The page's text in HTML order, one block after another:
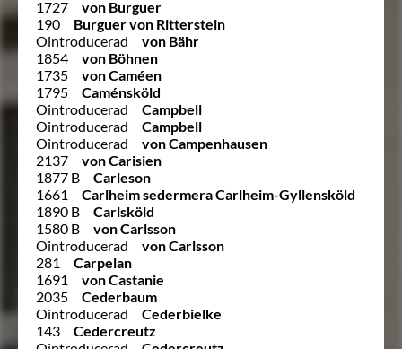
1727
von Burguer
190
Burguer von Ritterstein
Ointroducerad
von Bähr
1854
von Böhnen
1735
von Caméen
1795
Caménsköld
Ointroducerad
Campbell
Ointroducerad
Campbell
Ointroducerad
von Campenhausen
2137
von Carisien
1877 B
Carleson
1661
Carlheim sedermera Carlheim-Gyllensköld
1890 B
Carlsköld
1580 B
von Carlsson
Ointroducerad
von Carlsson
281
Carpelan
1691
von Castanie
2035
Cederbaum
Ointroducerad
Cederbielke
143
Cedercreutz